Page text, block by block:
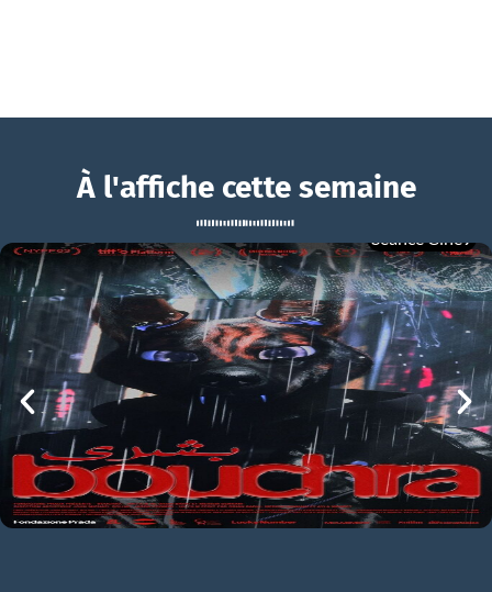
Croquette le chat merveilleux
Croquette le chat merveilleux Bande-annonce VF
À l'affiche cette semaine
BOUCHRA
mer 05/08
21h00